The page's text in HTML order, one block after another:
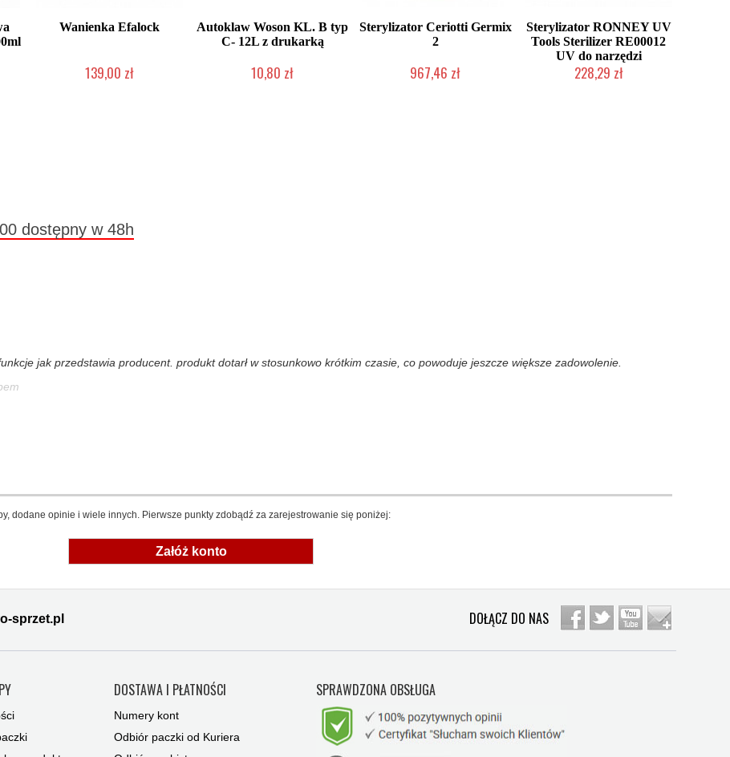
Wanienka Efalock
139,00 zł
Autoklaw Woson KL. B typ
C- 12L z drukarką
10,80 zł
Sterylizator Ceriotti Germix
2
967,46 zł
Sterylizator RONNEY UV
Tools Sterilizer RE00012
UV do narzędzi
228,29 zł
dostępny w 48h
jak przedstawia producent. produkt dotarł w stosunkowo krótkim czasie, co powoduje jeszcze większe zadowolenie.
dodane opinie i wiele innych. Pierwsze punkty zdobądź za zarejestrowanie się poniżej:
Załóż konto
sprzet.pl DOŁĄCZ DO NAS
DOSTAWA I PŁATNOŚCI
Numery kont
Odbiór paczki od Kuriera
SPRAWDZONA OBSŁUGA